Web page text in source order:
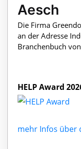
Aesch
Die Firma
an der Adresse
Branchenbuch
HELP Award
mehr Infos über